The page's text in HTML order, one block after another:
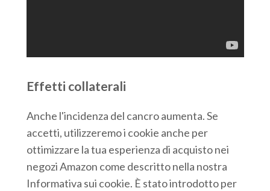
Effetti collaterali
Anche l'incidenza del cancro aumenta. Se
accetti, utilizzeremo i cookie anche per
ottimizzare la tua esperienza di acquisto nei
negozi Amazon come descritto nella nostra
Informativa sui cookie. È stato introdotto per